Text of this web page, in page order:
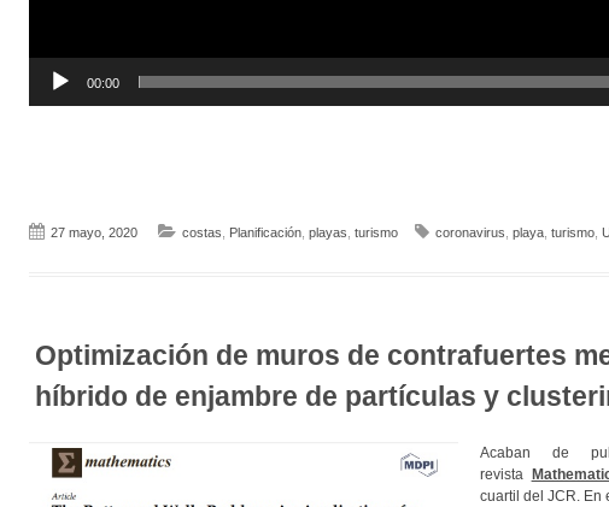
00:00
27 mayo, 2020 costas Planificación, playas turismo coronavirus playa, turismo,
Optimización de muros de contrafuertes
híbrido de enjambre de partículas y
Acaban de
revista
cuartil del JCR. En